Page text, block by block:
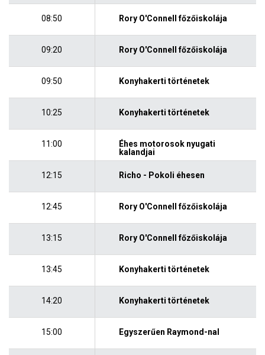
08:50 Rory O'Connell főzőiskolája
09:20 Rory O'Connell főzőiskolája
09:50 Konyhakerti történetek
10:25 Konyhakerti történetek
11:00
Éhes motorosok nyugati
kalandjai
12:15 Richo - Pokoli éhesen
12:45 Rory O'Connell főzőiskolája
13:15 Rory O'Connell főzőiskolája
13:45 Konyhakerti történetek
14:20 Konyhakerti történetek
15:00 Egyszerűen Raymond-nal